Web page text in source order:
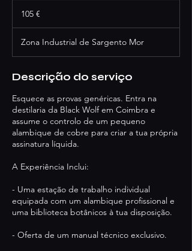
euros105 €
Zona Industrial de Sargento Mor
Descrição do serviço
Esquece as provas genéricas. Entra na
destilaria da Black Wolf em Coimbra e
assume o controlo de um pequeno
alambique de cobre para criar a tua própria
assinatura líquida.
A Experiência Inclui:
- Uma estação de trabalho individual
equipada com um alambique profissional e
uma biblioteca botânicos à tua disposição.
- Oferta de um manual técnico exclusivo.